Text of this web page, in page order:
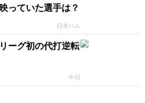
っていた選手は？
日本ハム
ーグ初の代打逆転
中日